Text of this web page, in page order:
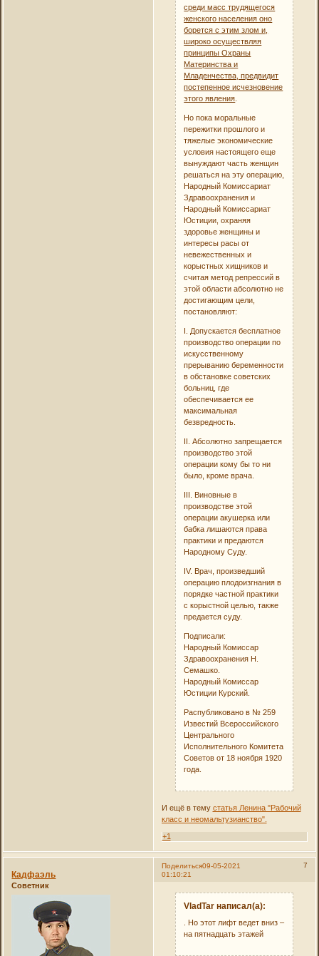
среди масс трудящегося
женского населения оно
борется с этим злом и,
широко осуществляя
принципы Охраны
Материнства и
Младенчества, предвидит
постепенное исчезновение
этого явления
Но пока моральные
пережитки прошлого и
тяжелые экономические
условия настоящего еще
вынуждают часть женщин
решаться на эту операцию,
Народный Комиссариат
Здравоохранения и
Народный Комиссариат
Юстиции, охраняя
здоровье женщины и
интересы расы от
невежественных и
корыстных хищников и
считая метод репрессий в
этой области абсолютно не
достигающим цели,
постановляют:
I. Допускается бесплатное
производство операции по
искусственному
прерыванию беременности
в обстановке советских
больниц, где
обеспечивается ее
максимальная
безвредность.
II. Абсолютно запрещается
производство этой
операции кому бы то ни
было, кроме врача.
III. Виновные в
производстве этой
операции акушерка или
бабка лишаются права
практики и предаются
Народному Суду.
IV. Врач, произведший
операцию плодоизгнания в
порядке частной практики
с корыстной целью, также
предается суду.
Подписали:
Народный Комиссар
Здравоохранения Н.
Семашко.
Народный Комиссар
Юстиции Курский.
Распубликовано в № 259
Известий Всероссийского
Центрального
Исполнительного Комитета
Советов от 18 ноября 1920
года.
И ещё в тему статья Ленина "Рабочий
класс и неомальтузианство".
+1
Поделиться 7
09-05-2021
01:10:21
Кадфаэль
Советник
VladTar написал(а):
. Но этот лифт ведет вниз –
на пятнадцать этажей